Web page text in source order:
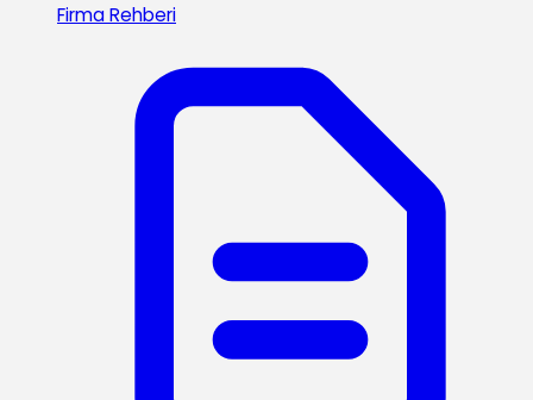
Firma Rehberi